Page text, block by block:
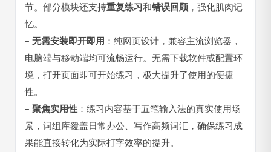
节。部分模块还支持重复练习和错误回顾 ，强化肌肉记
忆。
– 无需安装即开即用 ：纯网页设计，兼容主流浏览器，
电脑端与移动端均可流畅运行。无需下载软件或配置环
境，打开页面即可开始练习，极大提升了使用的便捷
性。
– 聚焦实用性 ：练习内容基于五笔输入法的真实使用场
景，词组库覆盖日常办公、写作高频词汇，确保练习成
果能直接转化为实际打字效率的提升。